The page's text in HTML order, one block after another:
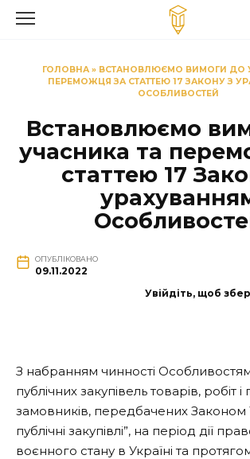
ГОЛОВНА» ВСТАНОВЛЮЄМО ВИМОГИ ДО
ПЕРЕМОЖЦЯ ЗА СТАТТЕЮ 17 ЗАКОНУ З
ОСОБЛИВОСТЕЙ
Встановлюємо
учасника та
статтею 17
ОПУБЛІКОВАНО
09.11.2022
Увійдіть, щоб
З набранням чинності
публічних закупівель товарів, робіт
замовників, передбачених Законом
публічні закупівлі”, на період дії
воєнного стану в Україні та